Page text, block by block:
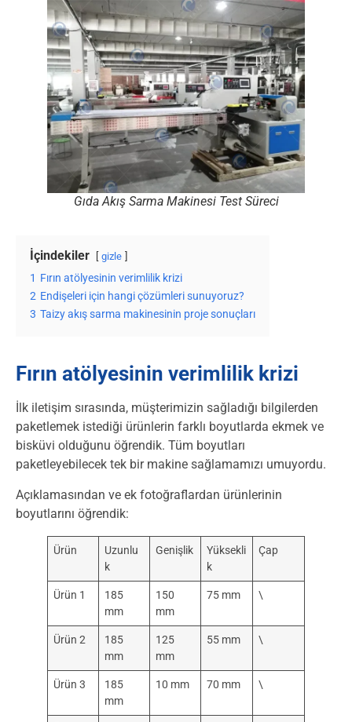
Gıda Akış Sarma Makinesi Test Süreci
İçindekiler gizle
1 Fırın atölyesinin verimlilik krizi
2 Endişeleri için hangi çözümleri sunuyoruz?
3 Taizy akış sarma makinesinin proje sonuçları
Fırın atölyesinin verimlilik krizi
İlk iletişim sırasında, müşterimizin sağladığı bilgilerden
paketlemek istediği ürünlerin farklı boyutlarda ekmek ve
bisküvi olduğunu öğrendik. Tüm boyutları
paketleyebilecek tek bir makine sağlamamızı umuyordu.
Açıklamasından ve ek fotoğraflardan ürünlerinin
boyutlarını öğrendik:
Ürün
Uzunlu
k
Genişlik
Yüksekli
k
Çap
Ürün 1
185
mm
150
mm
75 mm \
Ürün 2
185
mm
125
mm
55 mm \
Ürün 3
185
mm
10 mm 70 mm \